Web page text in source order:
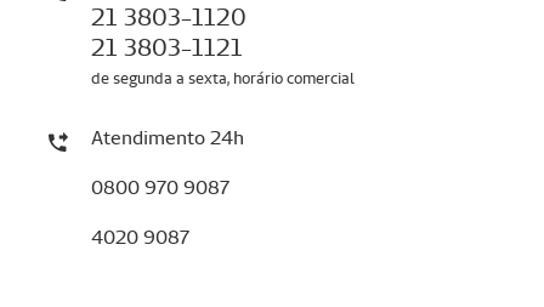
21 3803-1120
21 3803-1121
de segunda a sexta, horário comercial
Atendimento 24h
0800 970 9087
4020 9087